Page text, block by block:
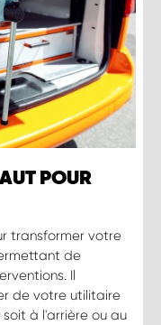
POUR
transformer votre
de
Il
de votre utilitaire
à l'arrière ou au